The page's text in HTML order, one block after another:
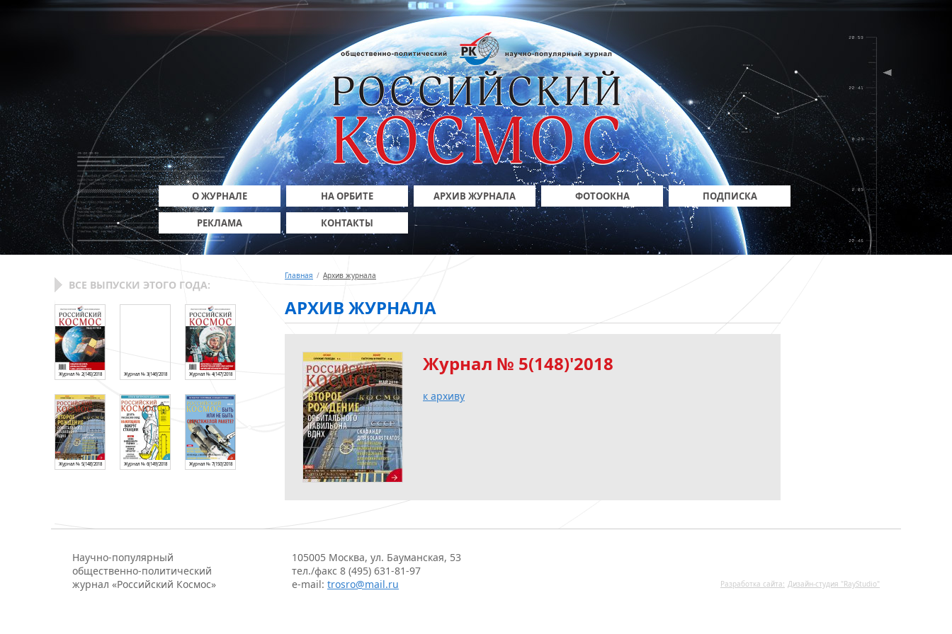
О ЖУРНАЛЕ НА ОРБИТЕ АРХИВ ЖУРНАЛА ФОТООКНА ПОДПИСКА
РЕКЛАМА КОНТАКТЫ
ВСЕ ВЫПУСКИ ЭТОГО ГОДА:
Журнал № 2(145)'2018 Журнал № 3(146)'2018 Журнал № 4(147)'2018
Журнал № 5(148)'2018 Журнал № 6(149)'2018 Журнал № 7(150)'2018
Главная / Архив журнала
АРХИВ ЖУРНАЛА
Журнал № 5(148)'2018
к архиву
Научно-популярный
общественно-политический
журнал «Российский Космос»
105005 Москва, ул. Бауманская, 53
тел./факс 8 (495) 631-81-97
e-mail: trosro@mail.ru Разработка сайта: Дизайн-cтудия "RayStudio"